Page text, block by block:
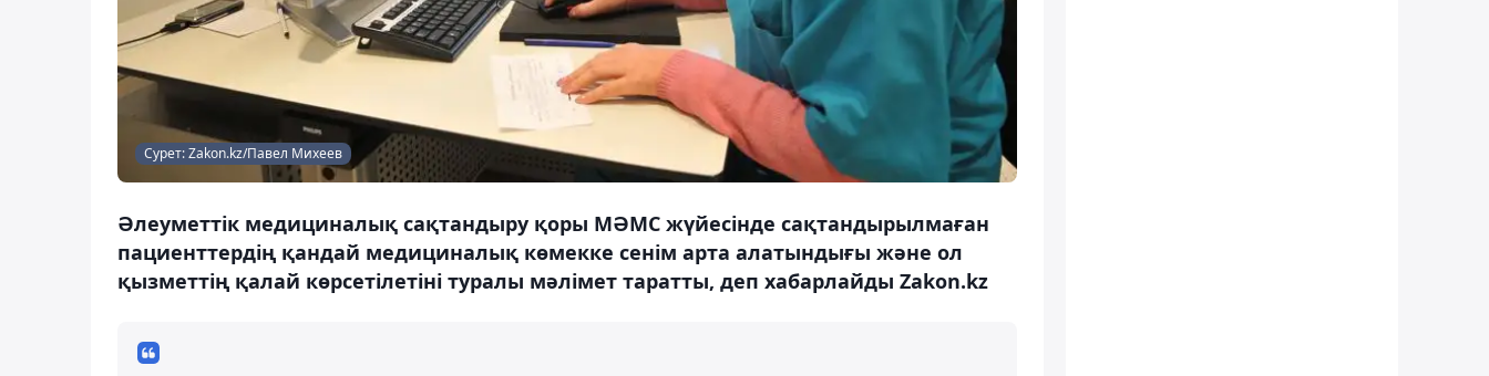
Сурет: Zakon.kz/Павел Михеев
Әлеуметтік медициналық сақтандыру қоры МӘМС жүйесінде сақтандырылмаған
пациенттердің қандай медициналық көмекке сенім арта алатындығы және ол
қызметтің қалай көрсетілетіні туралы мәлімет таратты, деп хабарлайды Zakon.kz